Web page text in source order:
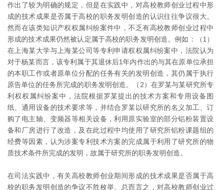
作出了较为明确的规定，但是在实践中，对高校教师创业过程中形
成的技术成果是否属于高校的职务发明创造的认识往往争议很大。
然而在该类知识产权权属纠纷案件中，不乏有高校教师创业过程中
形成的技术成果仍然被认定属于高校的职务发明创造。例如：（1）
在上海某大学与上海某公司等专利申请权权属纠纷案中，法院认为
对于杨某而言，该专利属于其退休后1年内作出的与其在原单位承担
的本职工作或者原单位分配的任务有关的发明创造，其仍属于执行
原告单位的任务所完成的职务发明创造。（2）在罗某与某研究所专
利权权属纠纷案中，法院根据罗某提出的技术方案和专用设备图
纸、通用设备的技术要求等，并结合罗某以研究所的名义加工、订
购了电主轴、变频器等相关设备，利用原实验室的部分铝粉装置设
备和厂房进行了改造，及在此过程中均使用了研究所铝粉课题组的
经费等因素，认为涉案专利技术方案的完成属于利用了研究所的物
质技术条件所完成的发明，故属于研究所的职务发明创造。
在司法实践中，有关高校教师创业期间形成的技术成果是否属于高
校的职务发明创造的争议不胜枚举。总而言之，对高校教师创业过